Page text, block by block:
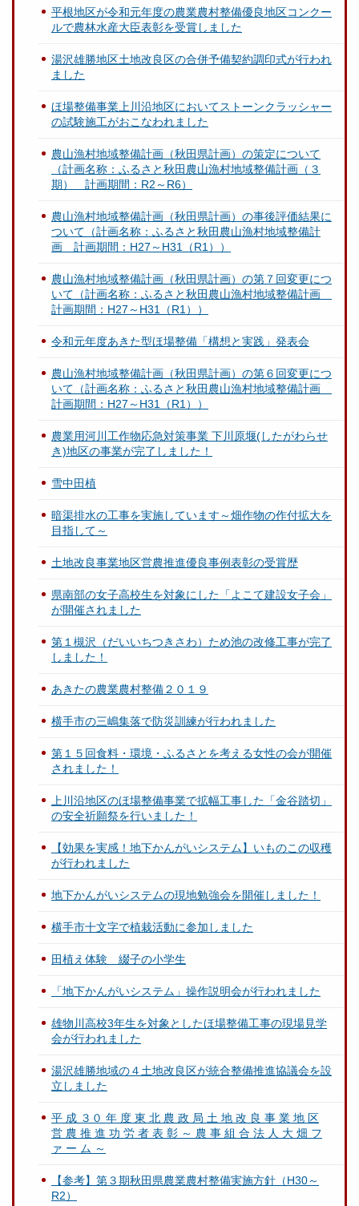
平根地区が令和元年度の農業農村整備優良地区コンクー
ルで農林水産大臣表彰を受賞しました
湯沢雄勝地区土地改良区の合併予備契約調印式が行われ
ました
ほ場整備事業上川沿地区においてストーンクラッシャー
の試験施工がおこなわれました
農山漁村地域整備計画（秋田県計画）の策定について
（計画名称：ふるさと秋田農山漁村地域整備計画（３
期） 計画期間：R2～R6）
農山漁村地域整備計画（秋田県計画）の事後評価結果に
ついて（計画名称：ふるさと秋田農山漁村地域整備計
画 計画期間：H27～H31（R1））
農山漁村地域整備計画（秋田県計画）の第７回変更につ
いて（計画名称：ふるさと秋田農山漁村地域整備計画
計画期間：H27～H31（R1））
令和元年度あきた型ほ場整備「構想と実践」発表会
農山漁村地域整備計画（秋田県計画）の第６回変更につ
いて（計画名称：ふるさと秋田農山漁村地域整備計画
計画期間：H27～H31（R1））
農業用河川工作物応急対策事業 下川原堰(したがわらせ
き)地区の事業が完了しました！
雪中田植
暗渠排水の工事を実施しています～畑作物の作付拡大を
目指して～
土地改良事業地区営農推進優良事例表彰の受賞歴
県南部の女子高校生を対象にした「よこて建設女子会」
が開催されました
第１槻沢（だいいちつきさわ）ため池の改修工事が完了
しました！
あきたの農業農村整備２０１９
横手市の三嶋集落で防災訓練が行われました
第１５回食料・環境・ふるさとを考える女性の会が開催
されました！
上川沿地区のほ場整備事業で拡幅工事した「金谷踏切」
の安全祈願祭を行いました！
【効果を実感！地下かんがいシステム】いものこの収穫
が行われました
地下かんがいシステムの現地勉強会を開催しました！
横手市十文字で植栽活動に参加しました
田植え体験 綴子の小学生
「地下かんがいシステム」操作説明会が行われました
雄物川高校3年生を対象としたほ場整備工事の現場見学
会が行われました
湯沢雄勝地域の４土地改良区が統合整備推進協議会を設
立しました
平 成 ３０ 年 度 東 北 農 政 局 土 地 改 良 事 業 地 区
営 農 推 進 功 労 者 表 彰 ～ 農 事 組 合 法 人 大 畑 フ
ァ ー ム ～
【参考】第３期秋田県農業農村整備実施方針（H30～
R2）